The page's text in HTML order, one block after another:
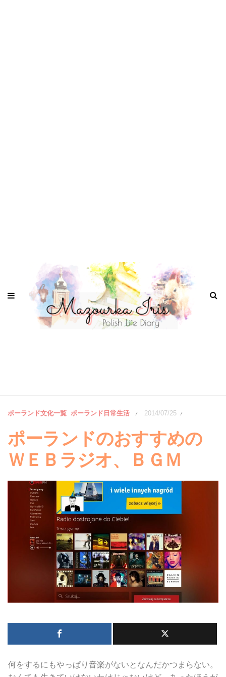
ポーランド文化一覧 ポーランド日常生活 / 2014/07/25 /
ポーランドのおすすめの
ＷＥＢラジオ、ＢＧＭ
何をするにもやっぱり音楽がないとなんだかつまらない。